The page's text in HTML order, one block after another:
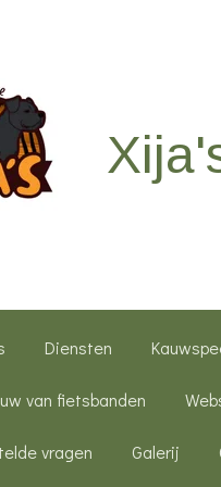
Diensten
van fietsbanden
vragen Galerij